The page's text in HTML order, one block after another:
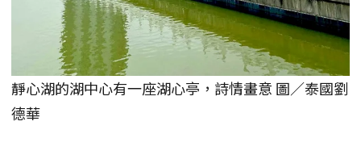
靜心湖的湖中心有一座湖心亭，詩情畫意 圖／泰國劉
德華